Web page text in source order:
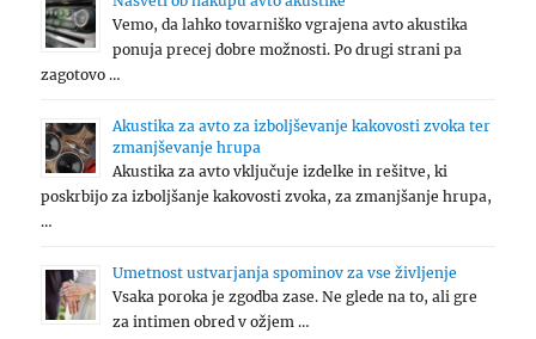
Vemo, da lahko tovarniško vgrajena avto akustika
ponuja precej dobre možnosti. Po drugi strani pa
zagotovo …
Akustika za avto za izboljševanje kakovosti zvoka ter
zmanjševanje hrupa
Akustika za avto vključuje izdelke in rešitve, ki
poskrbijo za izboljšanje kakovosti zvoka, za zmanjšanje hrupa,
…
Umetnost ustvarjanja spominov za vse življenje
Vsaka poroka je zgodba zase. Ne glede na to, ali gre
za intimen obred v ožjem …